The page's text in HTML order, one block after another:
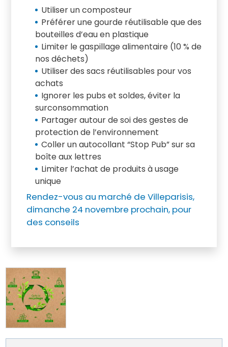
Utiliser un composteur
Préférer une gourde réutilisable que des
bouteilles d’eau en plastique
Limiter le gaspillage alimentaire (10 % de
nos déchets)
Utiliser des sacs réutilisables pour vos
achats
Ignorer les pubs et soldes, éviter la
surconsommation
Partager autour de soi des gestes de
protection de l’environnement
Coller un autocollant “Stop Pub” sur sa
boîte aux lettres
Limiter l’achat de produits à usage
unique
Rendez-vous au marché de Villeparisis,
dimanche 24 novembre prochain, pour
des conseils